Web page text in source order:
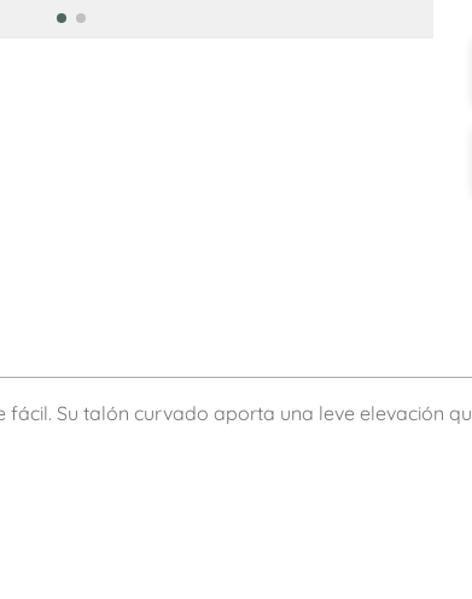
Su talón curvado aporta una leve elevación